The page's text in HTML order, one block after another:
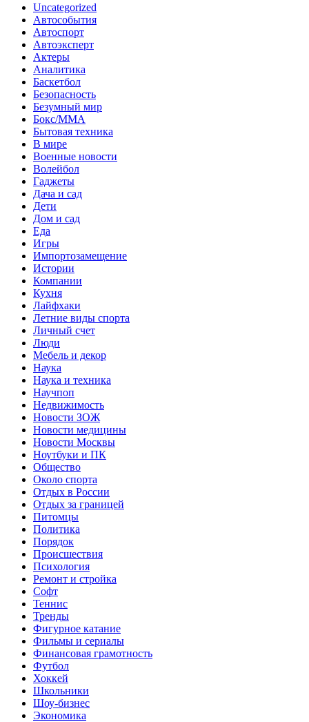
Uncategorized
Автособытия
Автоспорт
Автоэксперт
Актеры
Аналитика
Баскетбол
Безопасность
Безумный мир
Бокс/MMA
Бытовая техника
В мире
Военные новости
Волейбол
Гаджеты
Дача и сад
Дети
Дом и сад
Еда
Игры
Импортозамещение
Истории
Компании
Кухня
Лайфхаки
Летние виды спорта
Личный счет
Люди
Мебель и декор
Наука
Наука и техника
Научпоп
Недвижимость
Новости ЗОЖ
Новости медицины
Новости Москвы
Ноутбуки и ПК
Общество
Около спорта
Отдых в России
Отдых за границей
Питомцы
Политика
Порядок
Происшествия
Психология
Ремонт и стройка
Софт
Теннис
Тренды
Фигурное катание
Фильмы и сериалы
Финансовая грамотность
Футбол
Хоккей
Школьники
Шоу-бизнес
Экономика